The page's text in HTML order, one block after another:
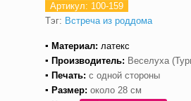
Артикул: 100-159
Тэг: Встреча из роддома
▪ Материал: латекс
▪ Производитель: Веселуха
▪ Печать: с одной стороны
▪ Размер: около 28 см